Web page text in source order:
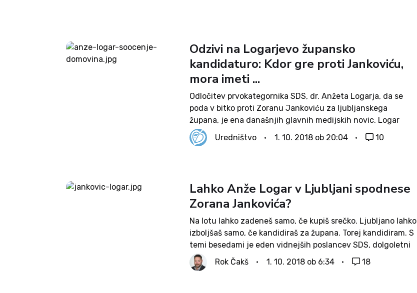
Odzivi na Logarjevo župansko
kandidaturo: Kdor gre proti Jankoviću,
mora imeti ...
Odločitev prvokategornika SDS, dr. Anžeta Logarja, da se
poda v bitko proti Zoranu Jankoviću za ljubljanskega
župana, je ena današnjih glavnih medijskih novic. Logar
obljublja Ljubljano brez korupcije, odkup storitev za čakalne
vrste v zdravstvu s čemer jih bo v...
Uredništvo 1. 10. 2018 ob 20:04 10
Lahko Anže Logar v Ljubljani spodnese
Zorana Jankovića?
Na lotu lahko zadeneš samo, če kupiš srečko. Ljubljano lahko
izboljšaš samo, če kandidiraš za župana. Torej kandidiram. S
temi besedami je eden vidnejših poslancev SDS, dolgoletni
mestni svetnik Mestne občine Ljubljana, dr. Anže Logar, na
Facebooku napovedal vstop v...
Rok Čakš 1. 10. 2018 ob 6:34 18